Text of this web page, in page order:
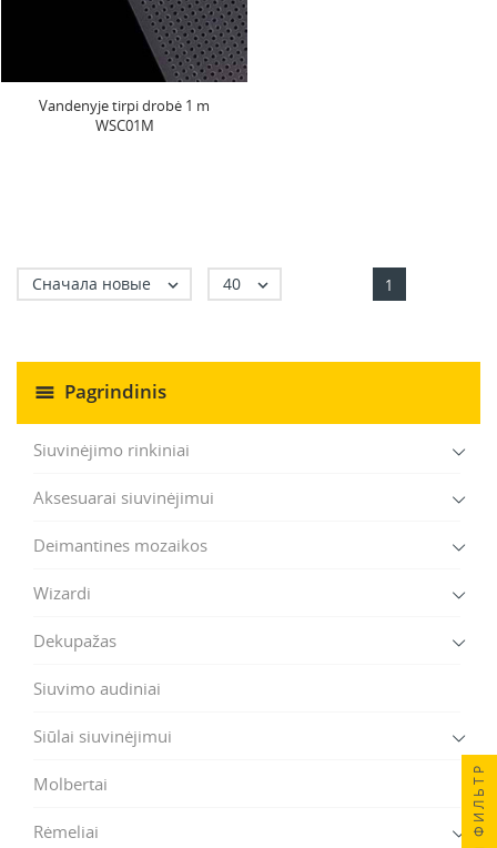
Pagrindinis
Siuvinėjimo rinkiniai
Aksesuarai siuvinėjimui
Deimantines mozaikos
Wizardi
Dekupažas
Siuvimo audiniai
Siūlai siuvinėjimui
Molbertai
Rėmeliai
Vandenyje tirpi drobė 1 m
WSC01M
Сначала новые  40  1
ФИЛЬТР